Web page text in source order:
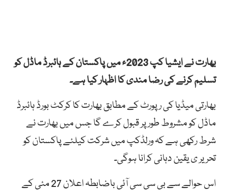
بھارت نے ایشیا کپ 2023ء میں پاکستان کے ہائبرڈ ماڈل کو
تسلیم کرنے کی رضا مندی کا اظہار کیا ہے۔
بھارتی میڈیا کی رپورٹ کے مطابق بھارت کا کرکٹ بورڈ ہائبرڈ
ماڈل کو مشروط طور پر قبول کرے گا جس میں بھارت نے
شرط رکھی ہے کہ ورلڈکپ میں شرکت کیلئے پاکستان کو
تحریر ی یقین دہانی کرانا ہوگی۔
اس حوالے سے بی سی سی آئی باضابطہ اعلان 27 مئی کے